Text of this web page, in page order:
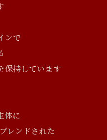
ンで
保持しています
体に
レンドされた